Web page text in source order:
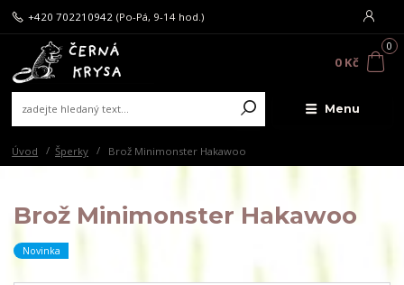
Menu
+420 702210942 (Po-Pá, 9-14 hod.)
0
0 Kč
Úvod Šperky Brož Minimonster Hakawoo
Brož Minimonster Hakawoo
Novinka